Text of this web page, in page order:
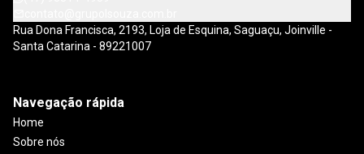
Rua Dona Francisca, 2193, Loja de Esquina, Saguaçu, Joinville -
Santa Catarina - 89221007
Navegação rápida
Home
Sobre nós